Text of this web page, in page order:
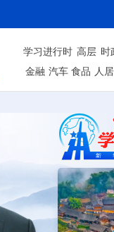
学习进行时 高层 时
金融 汽车 食品 人